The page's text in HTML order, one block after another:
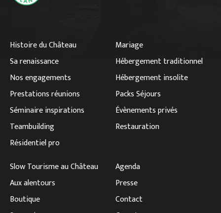
Histoire du Château
Sa renaissance
Nos engagements
Prestations réunions
Séminaire inspirations
Teambuilding
Résidentiel pro
Mariage
Hébergement traditionnel
Hébergement insolite
Packs Séjours
Évènements privés
Restauration
Slow Tourisme au Château
Aux alentours
Boutique
Agenda
Presse
Contact